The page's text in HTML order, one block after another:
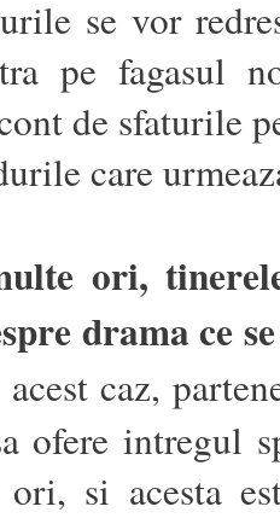
se vor
pe fagasul
de sfaturile
care
ori,
drama ce
caz,
ofere intregul
si acesta